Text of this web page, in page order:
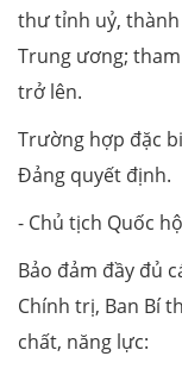
thư tỉnh uỷ,
Trung ương;
trở lên.
Trường hợp đặc
Đảng quyết định.
- Chủ tịch Quốc
Bảo đảm đầy đủ
Chính trị, Ban Bí
chất, năng lực: